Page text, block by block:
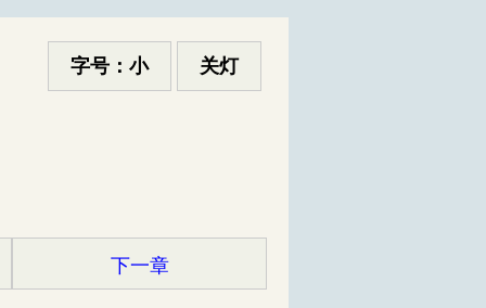
关灯
字号：小
下一章